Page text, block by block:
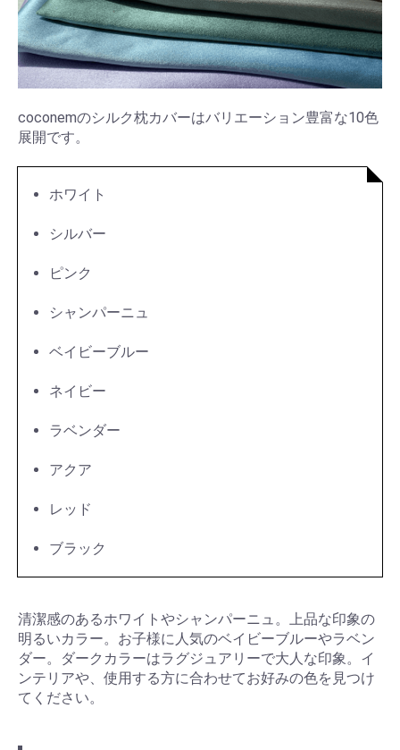
coconemのシルク枕カバーはバリエーション豊富な10色
展開です。
ホワイト
シルバー
ピンク
シャンパーニュ
ベイビーブルー
ネイビー
ラベンダー
アクア
レッド
ブラック
清潔感のあるホワイトやシャンパーニュ。上品な印象の
明るいカラー。お子様に人気のベイビーブルーやラベン
ダー。ダークカラーはラグジュアリーで大人な印象。イ
ンテリアや、使用する方に合わせてお好みの色を見つけ
てください。